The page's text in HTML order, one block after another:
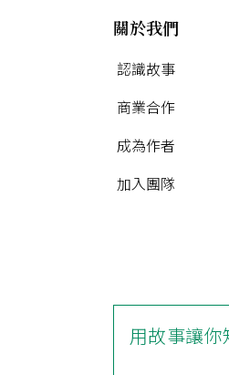
關於我們
認識故事
商業合作
成為作者
加入團隊
用故事讓